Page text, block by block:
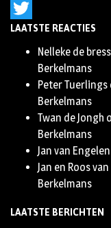
Instagram
Twitter
LAATSTE REACTIES
Nelleke de
Berkelmans
Peter Tuerlings
Berkelmans
Twan de Jongh
Berkelmans
Jan van Engelen
Jan en Roos
Berkelmans
LAATSTE BERICHTEN